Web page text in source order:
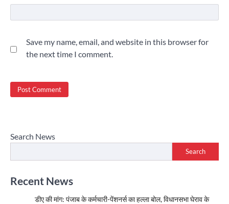
Save my name, email, and website in this browser for
the next time I comment.
Search News
Search
Recent News
डीए की मांग: पंजाब के कर्मचारी-पेंशनर्स का हल्ला बोल, विधानसभा घेराव के